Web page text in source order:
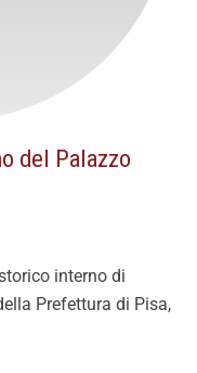
del Palazzo
interno di
Prefettura di Pisa,